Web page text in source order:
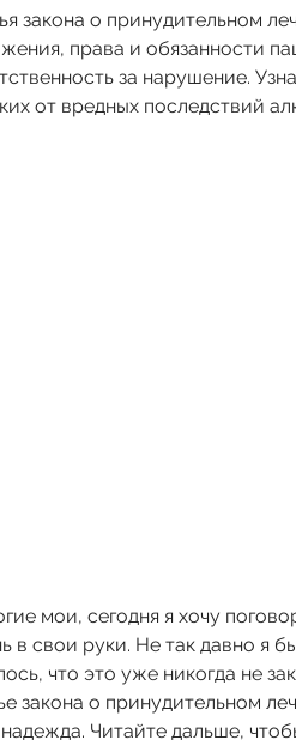
закона о принудительном
права и обязанности
за нарушение.
от вредных последствий
мои, сегодня я хочу
в свои руки. Не так давно я
что это уже никогда не
закона о принудительном
Читайте дальше,